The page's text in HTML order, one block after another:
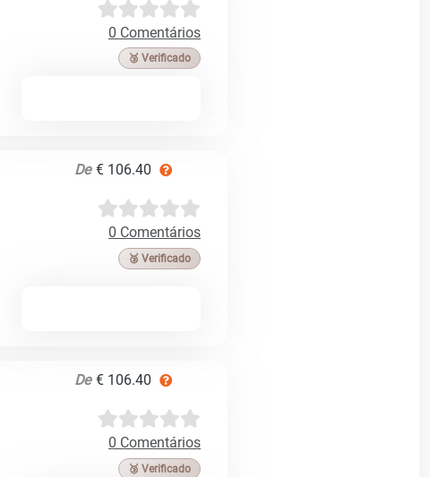
0 Comentários
🥉 Verificado
De € 106.40
0 Comentários
🥉 Verificado
De € 106.40
0 Comentários
🥉 Verificado